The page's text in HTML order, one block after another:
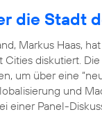
die Stadt
Markus Haas,
diskutiert.
um über eine
und
einer Panel-